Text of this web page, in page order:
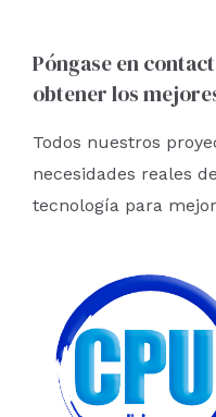
Póngase en
obtener los
Todos nuestros
necesidades reales
tecnología para